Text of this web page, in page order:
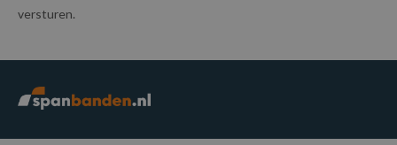
versturen.